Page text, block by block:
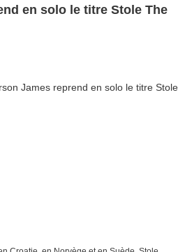
en solo le titre Stole The